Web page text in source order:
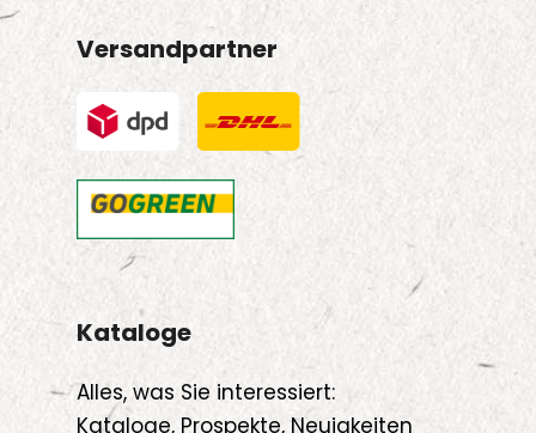
Versandpartner
Kataloge
Alles, was Sie interessiert:
Kataloge, Prospekte, Neuigkeiten